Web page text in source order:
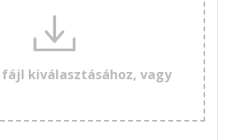
kiválasztásához, vagy